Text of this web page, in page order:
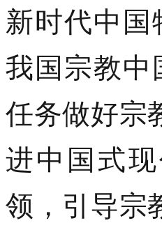
新时代中
我国宗教
任务做好宗
进中国式
领，引导宗